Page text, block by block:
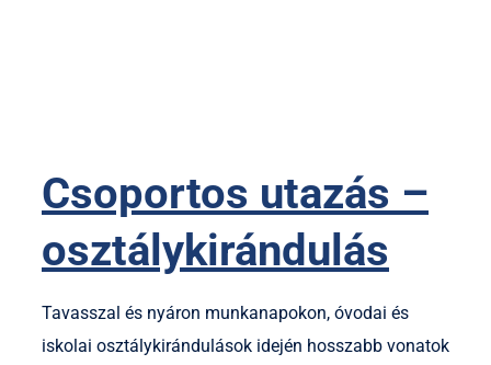
Csoportos utazás –
osztálykirándulás
Tavasszal és nyáron munkanapokon, óvodai és
iskolai osztálykirándulások idején hosszabb vonatok